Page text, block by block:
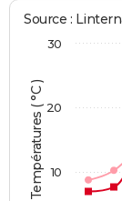
Températures ( °C )
Source :
10
20
30